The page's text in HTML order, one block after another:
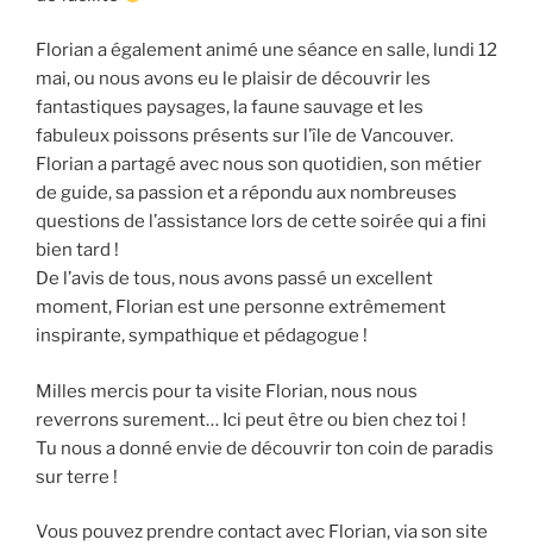
Florian a également animé une séance en salle, lundi 12
mai, ou nous avons eu le plaisir de découvrir les
fantastiques paysages, la faune sauvage et les
fabuleux poissons présents sur l’île de Vancouver.
Florian a partagé avec nous son quotidien, son métier
de guide, sa passion et a répondu aux nombreuses
questions de l’assistance lors de cette soirée qui a fini
bien tard !
De l’avis de tous, nous avons passé un excellent
moment, Florian est une personne extrêmement
inspirante, sympathique et pédagogue !
Milles mercis pour ta visite Florian, nous nous
reverrons surement… Ici peut être ou bien chez toi !
Tu nous a donné envie de découvrir ton coin de paradis
sur terre !
Vous pouvez prendre contact avec Florian, via son site